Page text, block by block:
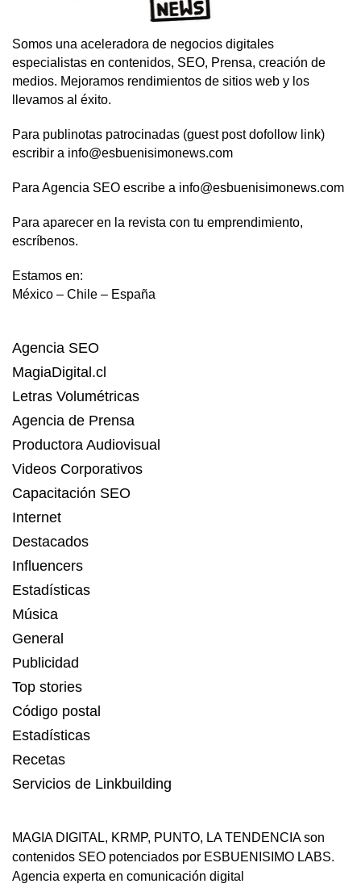
Somos una aceleradora de negocios digitales
especialistas en contenidos, SEO, Prensa, creación de
medios. Mejoramos rendimientos de sitios web y los
llevamos al éxito.
Para publinotas patrocinadas (guest post dofollow link)
escribir a info@esbuenisimonews.com
Para Agencia SEO escribe a info@esbuenisimonews.com
Para aparecer en la revista con tu emprendimiento,
escríbenos.
Estamos en:
México – Chile – España
Agencia SEO
MagiaDigital.cl
Letras Volumétricas
Agencia de Prensa
Productora Audiovisual
Videos Corporativos
Capacitación SEO
Internet
Destacados
Influencers
Estadísticas
Música
General
Publicidad
Top stories
Código postal
Estadísticas
Recetas
Servicios de Linkbuilding
MAGIA DIGITAL, KRMP, PUNTO, LA TENDENCIAson
contenidos SEO potenciados por ESBUENISIMO LABS.
Agencia experta en comunicación digital